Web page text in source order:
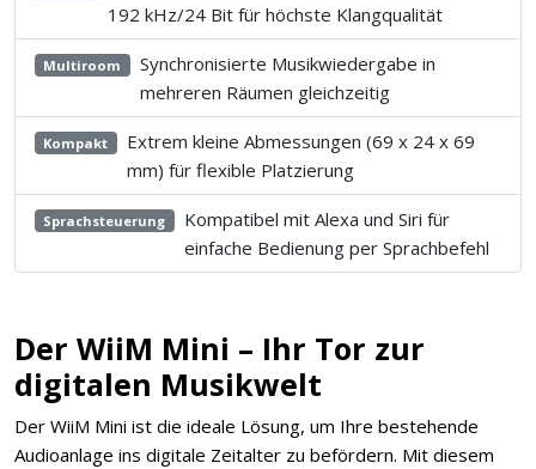
192 kHz/24 Bit für höchste Klangqualität
Multiroom
Synchronisierte Musikwiedergabe in
mehreren Räumen gleichzeitig
Kompakt
Extrem kleine Abmessungen (69 x 24 x 69
mm) für flexible Platzierung
Sprachsteuerung
Kompatibel mit Alexa und Siri für
einfache Bedienung per Sprachbefehl
Der WiiM Mini – Ihr Tor zur
digitalen Musikwelt
Der WiiM Mini ist die ideale Lösung, um Ihre bestehende
Audioanlage ins digitale Zeitalter zu befördern. Mit diesem